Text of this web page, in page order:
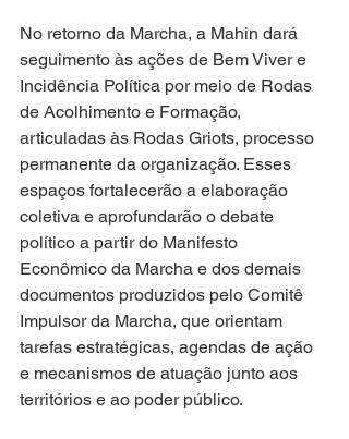
No retorno da Marcha, a Mahin dará
seguimento às ações de Bem Viver e
Incidência Política por meio de Rodas
de Acolhimento e Formação,
articuladas às Rodas Griots, processo
permanente da organização. Esses
espaços fortalecerão a elaboração
coletiva e aprofundarão o debate
político a partir do Manifesto
Econômico da Marcha e dos demais
documentos produzidos pelo Comitê
Impulsor da Marcha, que orientam
tarefas estratégicas, agendas de ação
e mecanismos de atuação junto aos
territórios e ao poder público.